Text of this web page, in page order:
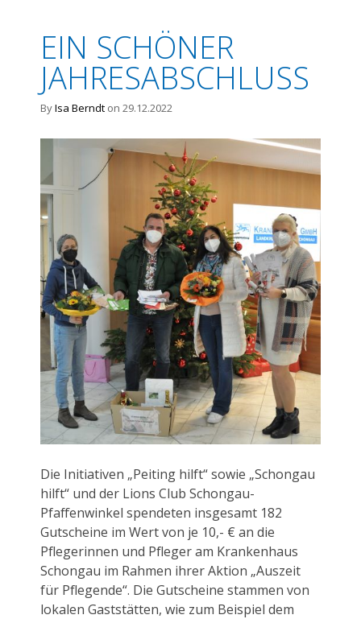
EIN SCHÖNER
JAHRESABSCHLUSS
ByIsa Berndt on 29.12.2022
Die Initiativen „Peiting hilft“ sowie „Schongau
hilft“ und der Lions Club Schongau-
Pfaffenwinkel spendeten insgesamt 182
Gutscheine im Wert von je 10,- € an die
Pflegerinnen und Pfleger am Krankenhaus
Schongau im Rahmen ihrer Aktion „Auszeit
für Pflegende“. Die Gutscheine stammen von
lokalen Gaststätten, wie zum Beispiel dem